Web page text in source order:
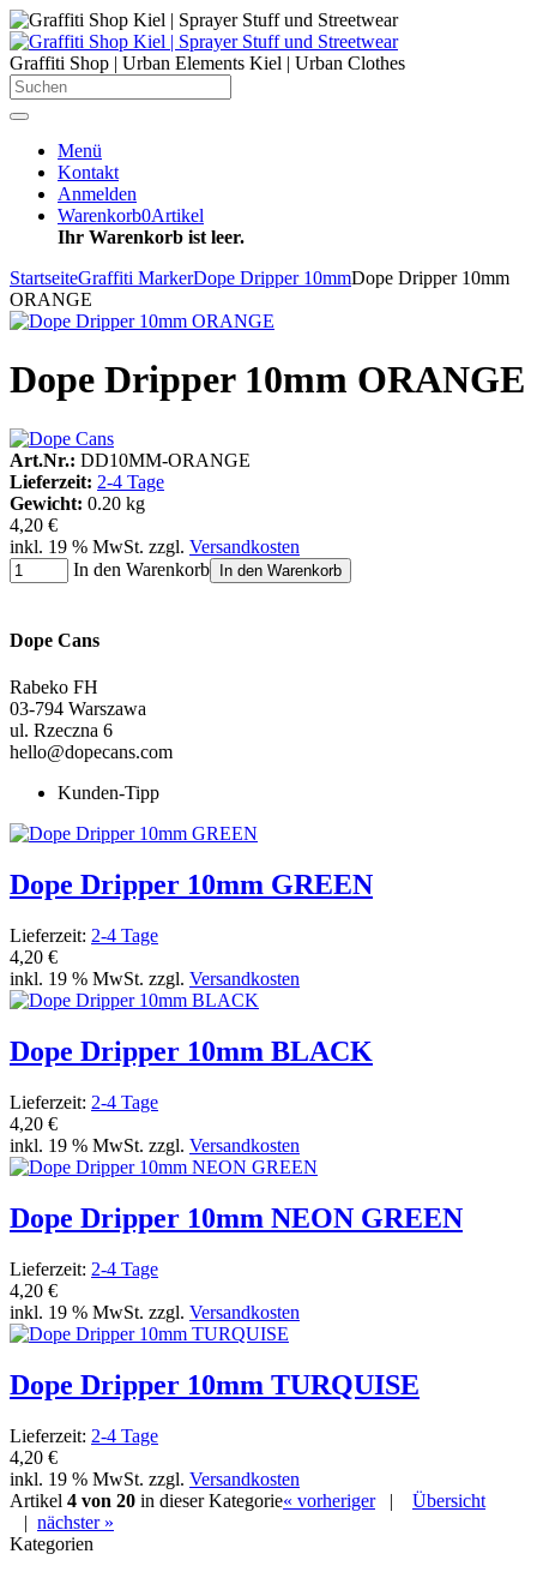
Graffiti Shop | Urban Elements Kiel | Urban Clothes
Menü
Kontakt
Anmelden
Warenkorb0Artikel
Ihr Warenkorb ist leer.
StartseiteGraffiti MarkerDope Dripper 10mmDope Dripper 10mm
ORANGE
Dope Dripper 10mm ORANGE
Art.Nr.: DD10MM-ORANGE
Lieferzeit: 2-4 Tage
Gewicht: 0.20 kg
4,20 €
inkl. 19 % MwSt. zzgl. Versandkosten
In den Warenkorb
In den Warenkorb
Dope Cans
Rabeko FH
03-794 Warszawa
ul. Rzeczna 6
hello@dopecans.com
Kunden-Tipp
Dope Dripper 10mm GREEN
Lieferzeit: 2-4 Tage
4,20 €
inkl. 19 % MwSt. zzgl. Versandkosten
Dope Dripper 10mm BLACK
Lieferzeit: 2-4 Tage
4,20 €
inkl. 19 % MwSt. zzgl. Versandkosten
Dope Dripper 10mm NEON GREEN
Lieferzeit: 2-4 Tage
4,20 €
inkl. 19 % MwSt. zzgl. Versandkosten
Dope Dripper 10mm TURQUISE
Lieferzeit: 2-4 Tage
4,20 €
inkl. 19 % MwSt. zzgl. Versandkosten
Artikel 4 von 20 in dieser Kategorie« vorheriger| Übersicht
| nächster »
Kategorien